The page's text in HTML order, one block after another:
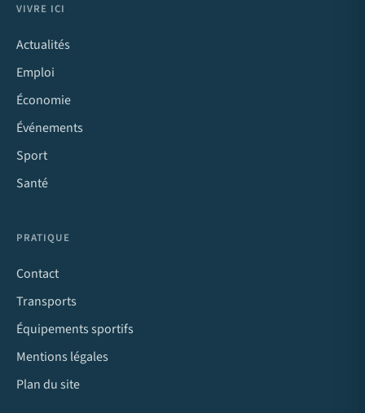
VIVRE ICI
Actualités
Emploi
Économie
Événements
Sport
Santé
PRATIQUE
Contact
Transports
Équipements sportifs
Mentions légales
Plan du site